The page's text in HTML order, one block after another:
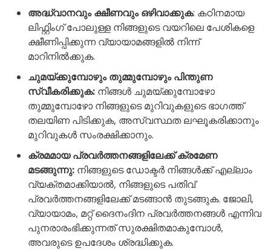
അദ്ധ്വാനവും ക്ഷീണവും ഒഴിവാക്കുക: കഠിനമായ
ലിഫ്റ്റിംഗ് പോലുള്ള നിങ്ങളുടെ വയറിലെ പേശികളെ
ക്ഷീണിപ്പിക്കുന്ന വ്യായാമങ്ങളിൽ നിന്ന്
മാറിനിൽക്കുക.
ചുമയ്ക്കുമ്പോഴും തുമ്മുമ്പോഴും പിന്തുണ
സ്വീകരിക്കുക: നിങ്ങൾ ചുമയ്ക്കുമ്പോഴോ
തുമ്മുമ്പോഴോ നിങ്ങളുടെ മുറിവുകളുടെ ഭാഗത്ത്
തലയിണ പിടിക്കുക, അസ്വസ്ഥത ലഘൂകരിക്കാനും
മുറിവുകൾ സംരക്ഷിക്കാനും.
ക്രമമായ പ്രവർത്തനങ്ങളിലേക്ക് ക്രമേണ
മടങ്ങുന്നു: നിങ്ങളുടെ ഡോക്ടർ നിങ്ങൾക്ക് എല്ലാം
വ്യക്തമാക്കിയാൽ, നിങ്ങളുടെ പതിവ്
പ്രവർത്തനങ്ങളിലേക്ക് മടങ്ങാൻ തുടങ്ങുക. ജോലി,
വ്യായാമം, മറ്റ് ദൈനംദിന പ്രവർത്തനങ്ങൾ എന്നിവ
പുനരാരംഭിക്കുന്നത് സുരക്ഷിതമാകുമ്പോൾ,
അവരുടെ ഉപദേശം ശ്രദ്ധിക്കുക.